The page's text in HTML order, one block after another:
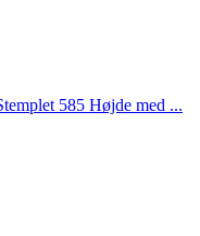
585 Højde med ...